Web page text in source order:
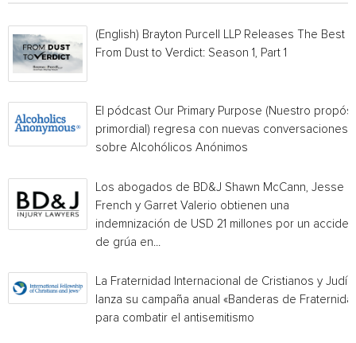
(English) Brayton Purcell LLP Releases The Best
From Dust to Verdict: Season 1, Part 1
El pódcast Our Primary Purpose (Nuestro
primordial) regresa con nuevas conversaciones
sobre Alcohólicos Anónimos
Los abogados de BD&J Shawn McCann, Jesse
French y Garret Valerio obtienen una
indemnización de USD 21 millones por un
de grúa en...
La Fraternidad Internacional de Cristianos y
lanza su campaña anual «Banderas de
para combatir el antisemitismo